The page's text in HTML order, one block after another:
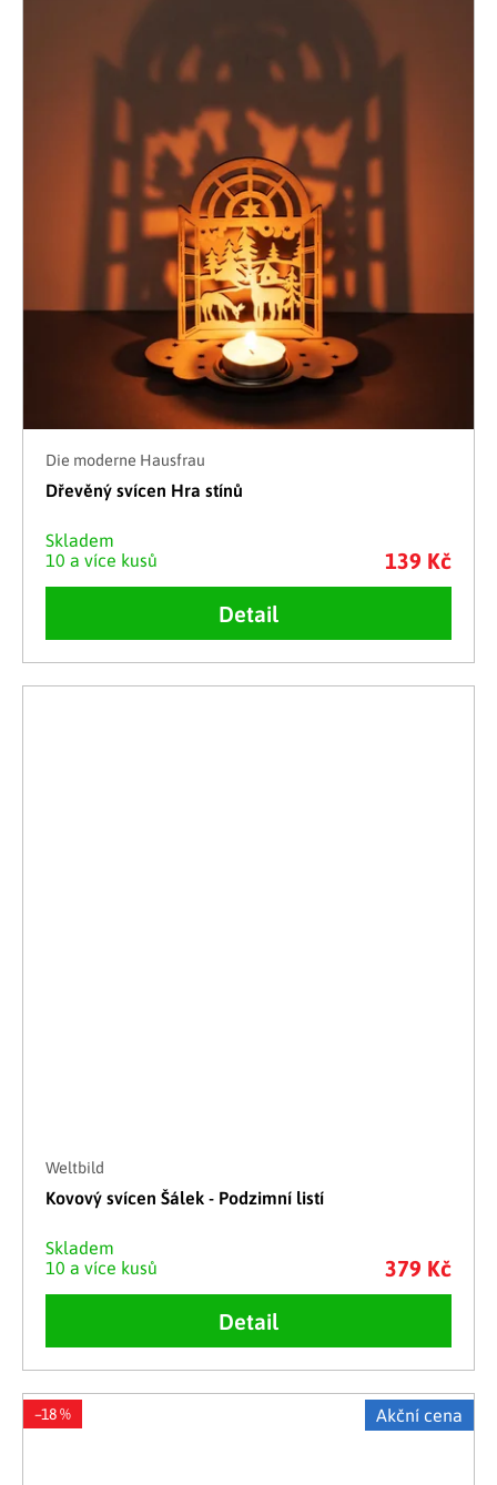
Die moderne Hausfrau
Dřevěný svícen Hra stínů
Skladem
10 a více kusů
139 Kč
Detail
Weltbild
Kovový svícen Šálek - Podzimní listí
Skladem
10 a více kusů
379 Kč
Detail
Akční cena
–18 %